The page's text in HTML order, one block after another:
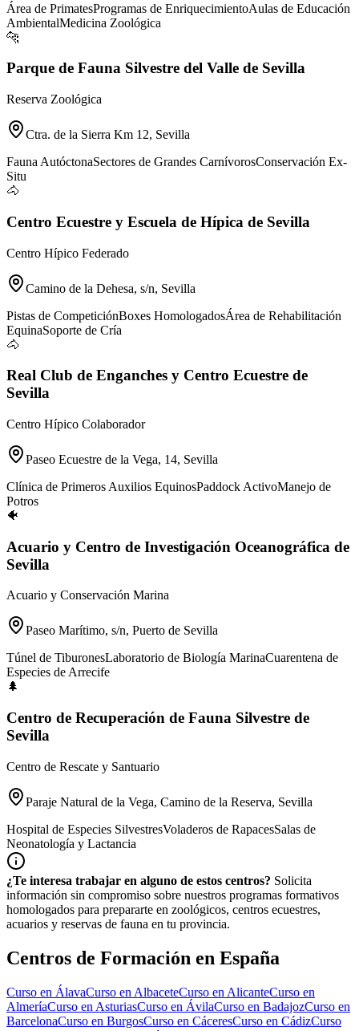
Área de PrimatesProgramas de EnriquecimientoAulas de Educación
AmbientalMedicina Zoológica
🐆
Parque de Fauna Silvestre del Valle de Sevilla
Reserva Zoológica
Ctra. de la Sierra Km 12, Sevilla
Fauna AutóctonaSectores de Grandes CarnívorosConservación Ex-
Situ
🐴
Centro Ecuestre y Escuela de Hípica de Sevilla
Centro Hípico Federado
Camino de la Dehesa, s/n, Sevilla
Pistas de CompeticiónBoxes HomologadosÁrea de Rehabilitación
EquinaSoporte de Cría
🐴
Real Club de Enganches y Centro Ecuestre de
Sevilla
Centro Hípico Colaborador
Paseo Ecuestre de la Vega, 14, Sevilla
Clínica de Primeros Auxilios EquinosPaddock ActivoManejo de
Potros
🐠
Acuario y Centro de Investigación Oceanográfica de
Sevilla
Acuario y Conservación Marina
Paseo Marítimo, s/n, Puerto de Sevilla
Túnel de TiburonesLaboratorio de Biología MarinaCuarentena de
Especies de Arrecife
🌲
Centro de Recuperación de Fauna Silvestre de
Sevilla
Centro de Rescate y Santuario
Paraje Natural de la Vega, Camino de la Reserva, Sevilla
Hospital de Especies SilvestresVoladeros de RapacesSalas de
Neonatología y Lactancia
¿Te interesa trabajar en alguno de estos centros? Solicita
información sin compromiso sobre nuestros programas formativos
homologados para prepararte en zoológicos, centros ecuestres,
acuarios y reservas de fauna en tu provincia.
Centros de Formación en España
Curso en ÁlavaCurso en AlbaceteCurso en AlicanteCurso en
AlmeríaCurso en AsturiasCurso en ÁvilaCurso en BadajozCurso en
BarcelonaCurso en BurgosCurso en CáceresCurso en CádizCurso